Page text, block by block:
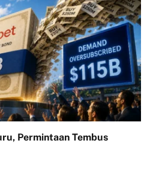
Permintaan Tembus